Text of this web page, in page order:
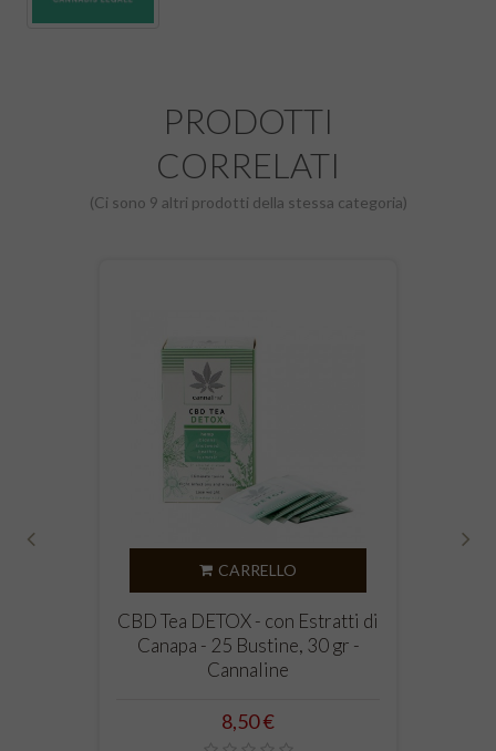
PRODOTTI
CORRELATI
(Ci sono 9 altri prodotti della stessa categoria)
CARRELLO
CBD Tea DETOX - con Estratti di
Canapa - 25 Bustine, 30 gr -
Cannaline
Prezzo
8,50 €